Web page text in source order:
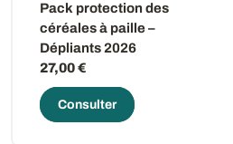
Pack protection des
céréales à paille –
Dépliants 2026
27,00 €
Consulter